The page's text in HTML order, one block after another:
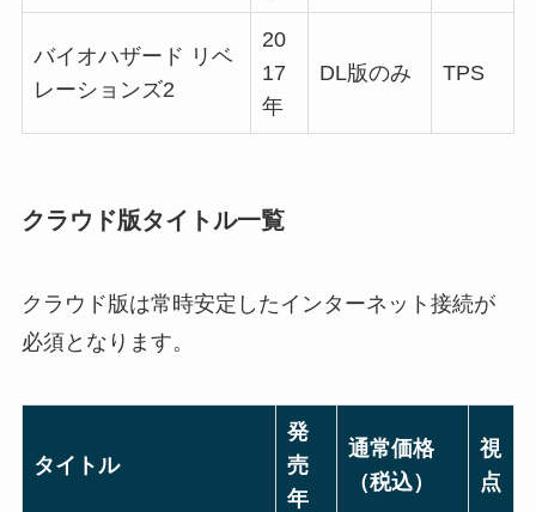
バイオハザード リベ
レーションズ2
20
17
年
DL版のみ TPS
クラウド版タイトル一覧
クラウド版は常時安定したインターネット接続が
必須となります。
タイトル
発
売
年
通常価格
（税込）
視
点